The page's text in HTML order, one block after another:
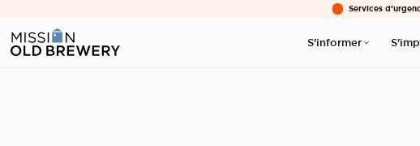
Services
S'informer